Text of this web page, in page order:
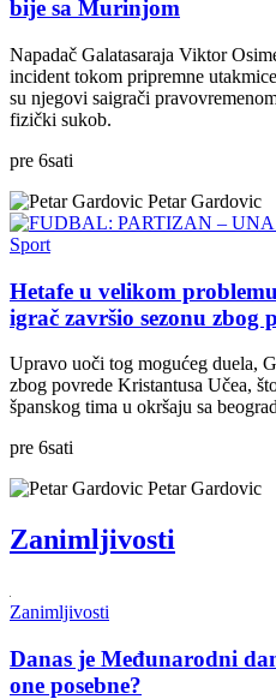
bije sa Murinjom
Napadač Galatasaraja Viktor
incident tokom pripremne
su njegovi saigrači
fizički sukob.
pre 6sati
Petar Gardovic
Sport
Hetafe u velikom
igrač završio sezonu zbog
Upravo uoči tog mogućeg duela,
zbog povrede Kristantusa Učea,
španskog tima u okršaju sa
pre 6sati
Petar Gardovic
Zanimljivosti
Zanimljivosti
Danas je Međunarodni
one posebne?